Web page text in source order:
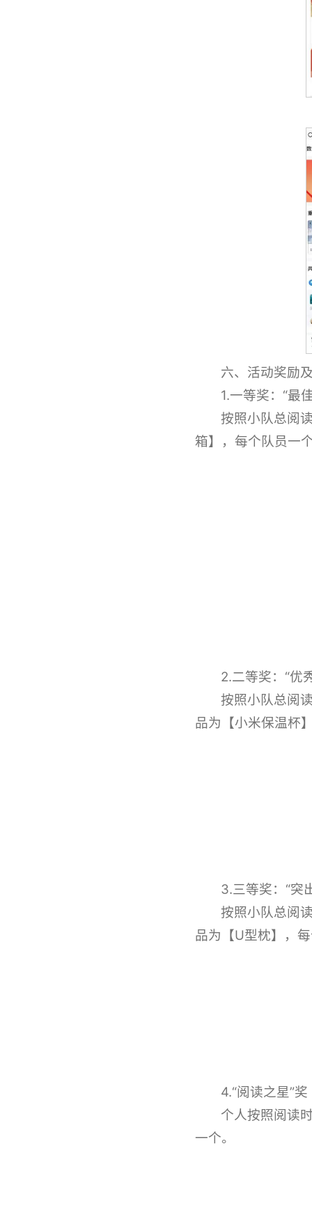
六、活动奖励
1.一等奖：“最
按照小队总阅
箱】，每个队员一
2.二等奖：“优
按照小队总阅
品为【小米保温杯
3.三等奖：“突
按照小队总阅
品为【U型枕】，
4.“阅读之星”奖
个人按照阅读
一个。